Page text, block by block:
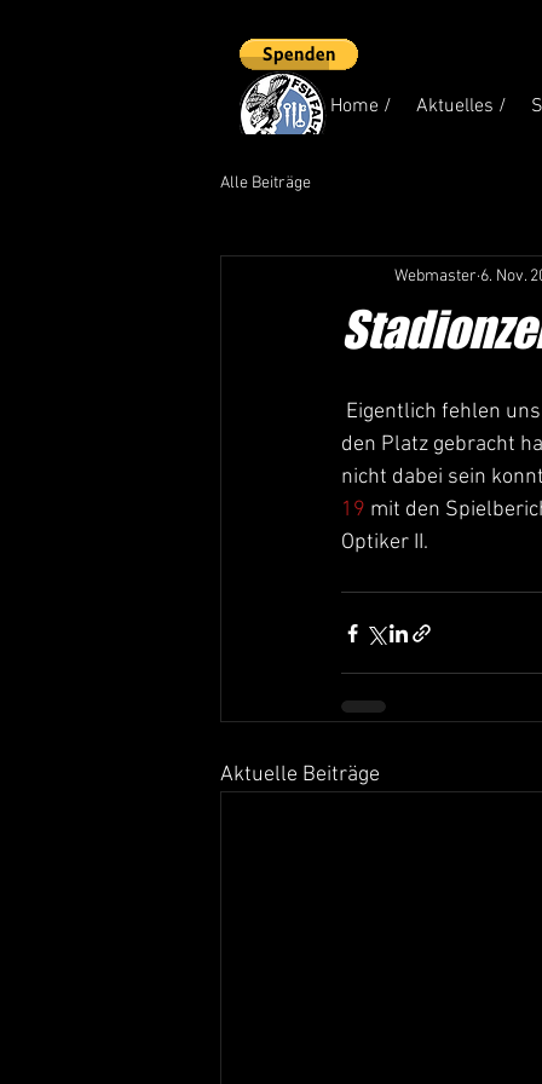
Home / Aktuelles /
Alle Beiträge
Webmaster 6. Nov.
den Platz gebracht
nicht dabei sein
19 mit den
Optiker II.
Aktuelle Beiträge